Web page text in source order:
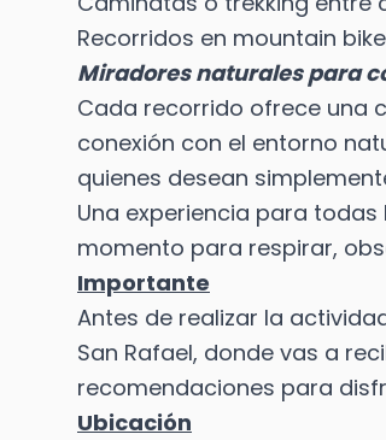
Recorridos en mountain bike
Miradores naturales para
Cada recorrido ofrece una
conexión con el entorno
quienes desean
Una experiencia para
momento para respirar,
Importante
Antes de realizar la
San Rafael, donde vas a
recomendaciones para
Ubicación